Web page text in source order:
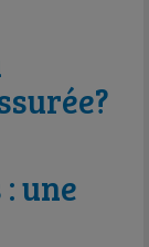
une